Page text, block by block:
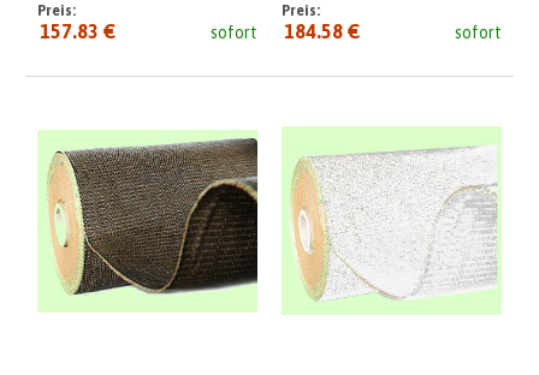
sofort
Preis:
157.83 € sofort
Preis:
184.58 €